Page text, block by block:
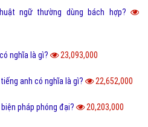
ngữ thường dùng bách hợp?
nghĩa là gì? 23,093,000
anh có nghĩa là gì? 22,652,000
pháp phóng đại? 20,203,000